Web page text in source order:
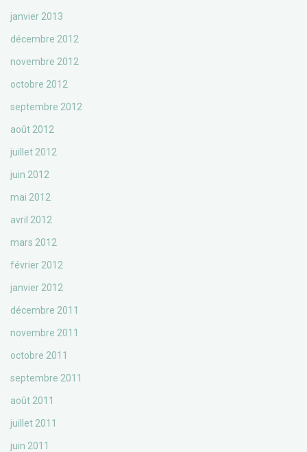
janvier 2013
décembre 2012
novembre 2012
octobre 2012
septembre 2012
août 2012
juillet 2012
juin 2012
mai 2012
avril 2012
mars 2012
février 2012
janvier 2012
décembre 2011
novembre 2011
octobre 2011
septembre 2011
août 2011
juillet 2011
juin 2011